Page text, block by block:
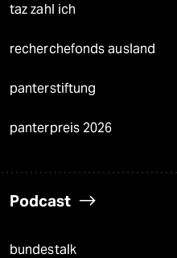
taz zahl ich
recherchefonds ausland
panterstiftung
panterpreis 2026
Podcast
bundestalk